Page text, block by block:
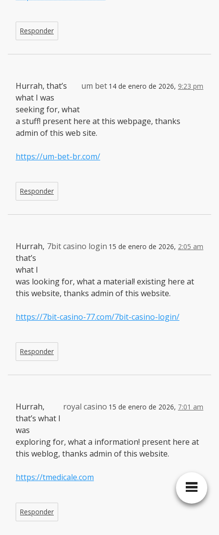
Responder
um bet 14 de enero de 2026, 9:23 pm
Hurrah, that’s
what I was
seeking for, what
a stuff! present here at this webpage, thanks
admin of this web site.
https://um-bet-br.com/
Responder
7bit casino login 15 de enero de 2026, 2:05 am
Hurrah,
that’s
what I
was looking for, what a material! existing here at
this website, thanks admin of this website.
https://7bit-casino-77.com/7bit-casino-login/
Responder
royal casino 15 de enero de 2026, 7:01 am
Hurrah,
that’s what I
was
exploring for, what a information! present here at
this weblog, thanks admin of this website.
https://tmedicale.com
Responder